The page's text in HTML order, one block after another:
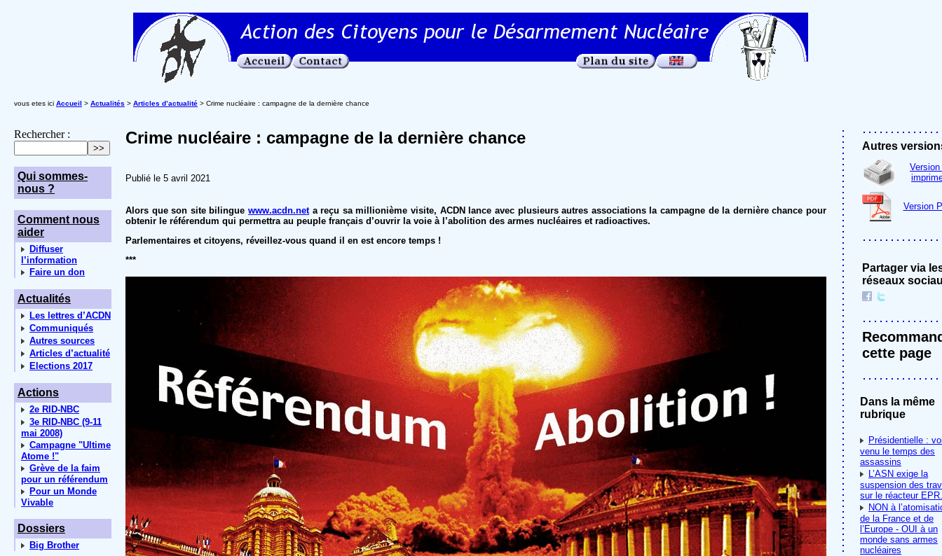
vous etes ici Accueil > Actualités > Articles d’actualité > Crime nucléaire : campagne de la dernière chance
Rechercher :
Qui sommes-
nous ?
Comment nous
aider
Diffuser
l’information
Faire un don
Actualités
Les lettres d’ACDN
Communiqués
Autres sources
Articles d’actualité
Elections 2017
Actions
2e RID-NBC
3e RID-NBC (9-11
mai 2008)
Campagne "Ultime
Atome !"
Grève de la faim
pour un référendum
Pour un Monde
Vivable
Dossiers
Big Brother
Crime nucléaire : campagne de la dernière chance
Publié le 5 avril 2021
Alors que son site bilinguewww.acdn.neta reçu sa millionième visite, ACDN lance avec plusieurs autres associations la campagne de la dernière chance pour
obtenir le référendum qui permettra au peuple français d’ouvrir la voie à l’abolition des armes nucléaires et radioactives.
Parlementaires et citoyens, réveillez-vous quand il en est encore temps !
***
Autres
Version
Version
Partager via
réseaux
cette page
Dans la même
rubrique
Présidentielle :
venu le temps des
assassins
L’ASN exige la
suspension des
sur le réacteur
NON à
de la France et de
l’Europe - OUI à un
monde sans armes
nucléaires